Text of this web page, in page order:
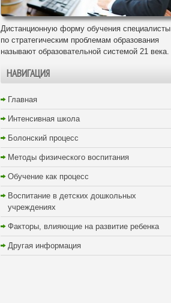
Дистанционную форму обучения специалисты
по стратегическим проблемам образования
называют образовательной системой 21 века.
НАВИГАЦИЯ
Главная
Интенсивная школа
Болонский процесс
Методы физического воспитания
Обучение как процесс
Воспитание в детских дошкольных
учреждениях
Факторы, влияющие на развитие ребенка
Другая информация